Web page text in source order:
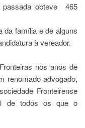
passada obteve 465
da família e de alguns
à vereador.
nos anos de
renomado advogado,
Fronteirense
de todos os que o